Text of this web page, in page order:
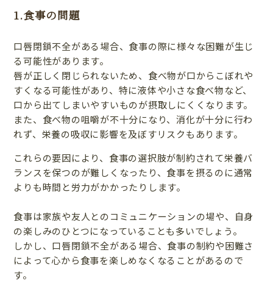
1.食事の問題
口唇閉鎖不全がある場合、食事の際に様々な困難が生じ
る可能性があります。
唇が正しく閉じられないため、食べ物が口からこぼれや
すくなる可能性があり、特に液体や小さな食べ物など、
口から出てしまいやすいものが摂取しにくくなります。
また、食べ物の咀嚼が不十分になり、消化が十分に行わ
れず、栄養の吸収に影響を及ぼすリスクもあります。
これらの要因により、食事の選択肢が制約されて栄養バ
ランスを保つのが難しくなったり、食事を摂るのに通常
よりも時間と労力がかかったりします。
食事は家族や友人とのコミュニケーションの場や、自身
の楽しみのひとつになっていることも多いでしょう。
しかし、口唇閉鎖不全がある場合、食事の制約や困難さ
によって心から食事を楽しめなくなることがあるので
す。